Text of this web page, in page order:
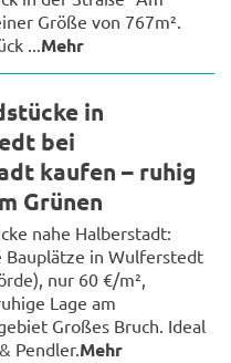
Größe von 767m².
...Mehr
in
bei
kaufen – ruhig
Grünen
nahe Halberstadt:
Bauplätze in Wulferstedt
nur 60 €/m²,
Lage am
Großes Bruch. Ideal
Pendler.Mehr